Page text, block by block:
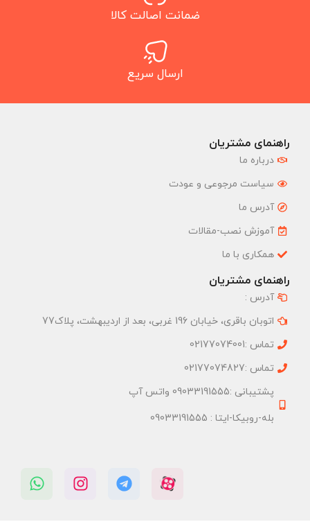
ضمانت اصالت کالا
ارسال سریع
راهنمای مشتریان
درباره ما
سیاست مرجوعی و عودت
آدرس ما
آموزش نصب-مقالات
همکاری با ما
راهنمای مشتریان
آدرس :
اتوبان باقری، خیابان 196 غربی، بعد از اردیبهشت، پلاک77
تماس :02177074001
تماس :02177074827
پشتیبانی :09033191555 واتس آپ
بله-روبیکا-ایتا : 09033191555